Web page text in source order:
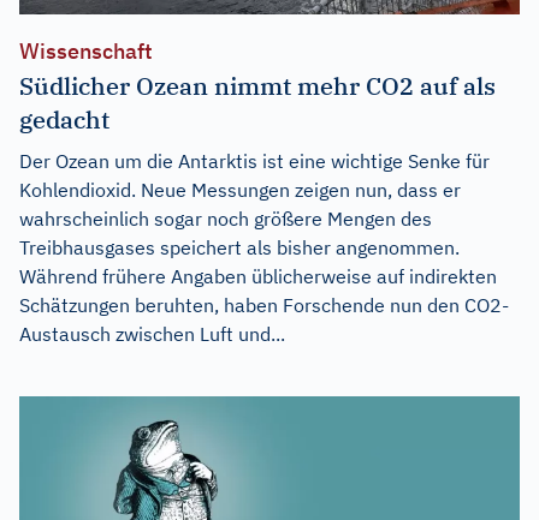
Wissenschaft
Südlicher Ozean nimmt mehr CO2 auf als
gedacht
Der Ozean um die Antarktis ist eine wichtige Senke für
Kohlendioxid. Neue Messungen zeigen nun, dass er
wahrscheinlich sogar noch größere Mengen des
Treibhausgases speichert als bisher angenommen.
Während frühere Angaben üblicherweise auf indirekten
Schätzungen beruhten, haben Forschende nun den CO2-
Austausch zwischen Luft und...